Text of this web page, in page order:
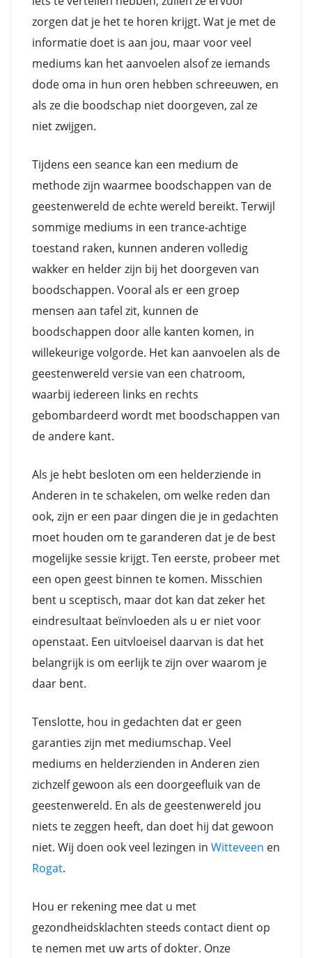
zorgen dat je het te horen krijgt. Wat je met de
informatie doet is aan jou, maar voor veel
mediums kan het aanvoelen alsof ze iemands
dode oma in hun oren hebben schreeuwen, en
als ze die boodschap niet doorgeven, zal ze
niet zwijgen.
Tijdens een seance kan een medium de
methode zijn waarmee boodschappen van de
geestenwereld de echte wereld bereikt. Terwijl
sommige mediums in een trance-achtige
toestand raken, kunnen anderen volledig
wakker en helder zijn bij het doorgeven van
boodschappen. Vooral als er een groep
mensen aan tafel zit, kunnen de
boodschappen door alle kanten komen, in
willekeurige volgorde. Het kan aanvoelen als de
geestenwereld versie van een chatroom,
waarbij iedereen links en rechts
gebombardeerd wordt met boodschappen van
de andere kant.
Als je hebt besloten om een helderziende in
Anderen in te schakelen, om welke reden dan
ook, zijn er een paar dingen die je in gedachten
moet houden om te garanderen dat je de best
mogelijke sessie krijgt. Ten eerste, probeer met
een open geest binnen te komen. Misschien
bent u sceptisch, maar dot kan dat zeker het
eindresultaat beïnvloeden als u er niet voor
openstaat. Een uitvloeisel daarvan is dat het
belangrijk is om eerlijk te zijn over waarom je
daar bent.
Tenslotte, hou in gedachten dat er geen
garanties zijn met mediumschap. Veel
mediums en helderzienden in Anderen zien
zichzelf gewoon als een doorgeefluik van de
geestenwereld. En als de geestenwereld jou
niets te zeggen heeft, dan doet hij dat gewoon
niet. Wij doen ook veel lezingen in Witteveen en
Rogat.
Hou er rekening mee dat u met
gezondheidsklachten steeds contact dient op
te nemen met uw arts of dokter. Onze